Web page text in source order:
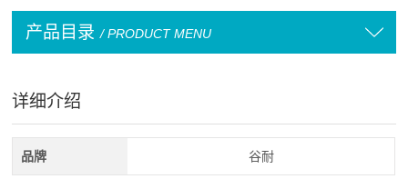
产品目录 / PRODUCT MENU
详细介绍
品牌 谷耐